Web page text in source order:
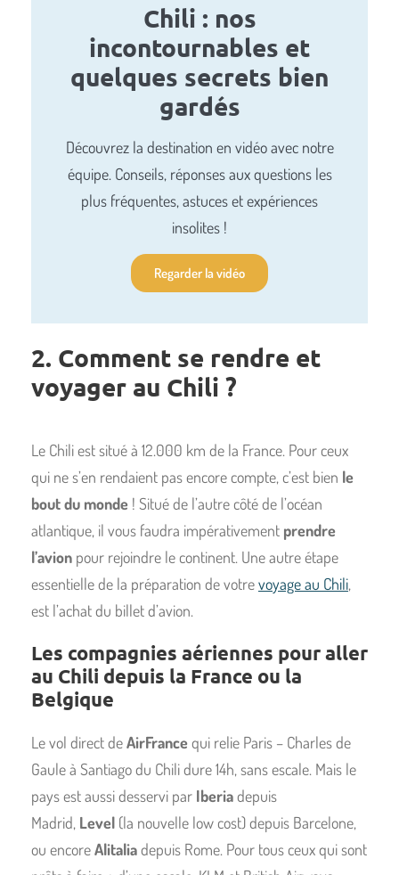
Chili : nos
incontournables et
quelques secrets bien
gardés
Découvrez la destination en vidéo avec notre
équipe. Conseils, réponses aux questions les
plus fréquentes, astuces et expériences
insolites !
Regarder la vidéo
2. Comment se rendre et
voyager au Chili ?
Le Chili est situé à 12.000 km de la France. Pour ceux
qui ne s’en rendaient pas encore compte, c’est bien le
bout du monde ! Situé de l’autre côté de l’océan
atlantique, il vous faudra impérativement prendre
l’avion pour rejoindre le continent. Une autre étape
essentielle de la préparation de votrevoyage au Chili,
est l’achat du billet d’avion.
Les compagnies aériennes pour aller
au Chili depuis la France ou la
Belgique
Le vol direct deAirFrancequi relie Paris – Charles de
Gaule à Santiago du Chili dure 14h, sans escale. Mais le
pays est aussi desservi par Iberiadepuis
Madrid, Level (la nouvelle low cost) depuis Barcelone,
ou encoreAlitaliadepuis Rome. Pour tous ceux qui sont